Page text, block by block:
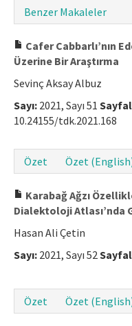
Benzer Makaleler
Cafer Cabbarlı’nın
Üzerine Bir Araştırma
Sevinç Aksay Albuz
Sayı: 2021, Sayı 51
10.24155/tdk.2021.168
Özet
Özet
Karabağ Ağzı
Dialektoloji Atlası’nda
Hasan Ali Çetin
Sayı: 2021, Sayı 52
Özet
Özet